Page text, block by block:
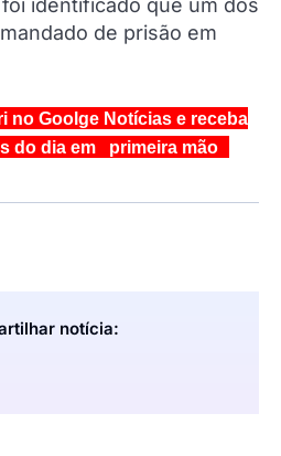
foi identificado que um dos
de prisão em
no Goolge Notícias e receba
do dia em primeira mão
notícia: